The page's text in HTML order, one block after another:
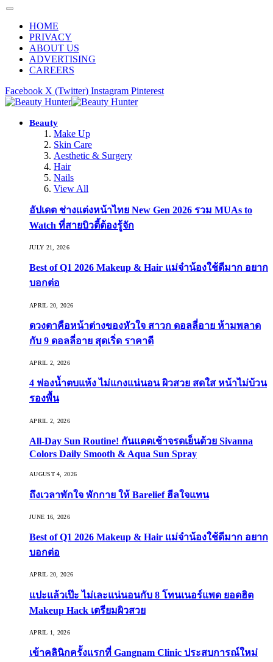
HOME
PRIVACY
ABOUT US
ADVERTISING
CAREERS
Facebook X (Twitter) Instagram Pinterest
Beauty
Make Up
Skin Care
Aesthetic & Surgery
Hair
Nails
View All
อัปเดต ช่างแต่งหน้าไทย New Gen 2026 รวม MUAs to
Watch ที่สายบิวตี้ต้องรู้จัก
JULY 21, 2026
Best of Q1 2026 Makeup & Hair แม่จ๋าน้องใช้ดีมาก อยาก
บอกต่อ
APRIL 20, 2026
ดวงตาคือหน้าต่างของหัวใจ สาวก ดอลลี่อาย ห้ามพลาด
กับ 9 ดอลลี่อาย สุดเริ่ด ราคาดี
APRIL 2, 2026
4 ฟองน้ำตบแห้ง ไม่แกงแน่นอน ผิวสวย สดใส หน้าไม่บ้วน
รองพื้น
APRIL 2, 2026
All-Day Sun Routine! กันแดดเช้าจรดเย็นด้วย Sivanna
Colors Daily Smooth & Aqua Sun Spray
AUGUST 4, 2026
ถึงเวลาพักใจ พักกาย ให้ Barelief ฮีลใจแทน
JUNE 16, 2026
Best of Q1 2026 Makeup & Hair แม่จ๋าน้องใช้ดีมาก อยาก
บอกต่อ
APRIL 20, 2026
แปะแล้วเป๊ะ ไม่เละแน่นอนกับ 8 โทนเนอร์แพด ยอดฮิต
Makeup Hack เตรียมผิวสวย
APRIL 1, 2026
เข้าคลินิกครั้งแรกที่ Gangnam Clinic ประสบการณ์ใหม่